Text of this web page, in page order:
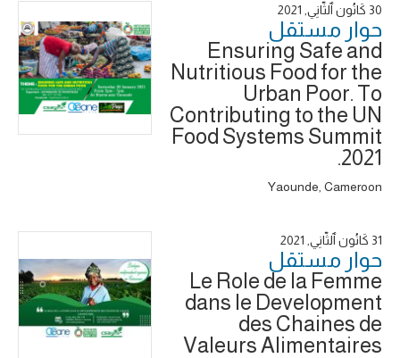
30 كَانُون ٱلثَّانِي, 2021
حوار ‎مستقل
Ensuring Safe and
Nutritious Food for the
Urban Poor. To
Contributing to the UN
Food Systems Summit
2021.
Yaounde, Cameroon
31 كَانُون ٱلثَّانِي, 2021
حوار ‎مستقل
Le Role de la Femme
dans le Development
des Chaines de
Valeurs Alimentaires